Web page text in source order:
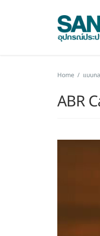
Home / แบบก
ABR